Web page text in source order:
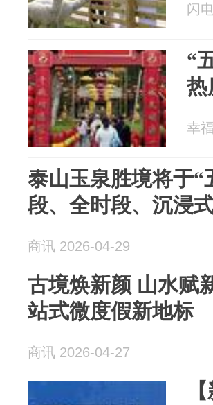
闪
“
热
幸
泰山玉泉胜境将于“
段、全时段、沉浸
商讯 2026-04-29
古境焕新颜 山水赋
站式微度假新地标
商讯 2026-04-27